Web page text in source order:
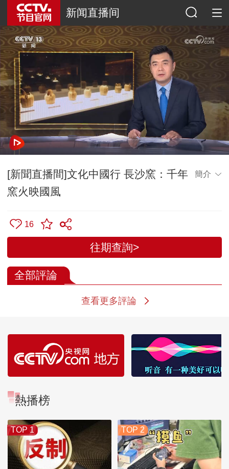
新闻直播间
[新聞直播間]文化中國行 長沙窯：千年
窯火映國風
簡介
16
往期查詢>
全部評論
查看更多評論
熱播榜
TOP 1 TOP 2